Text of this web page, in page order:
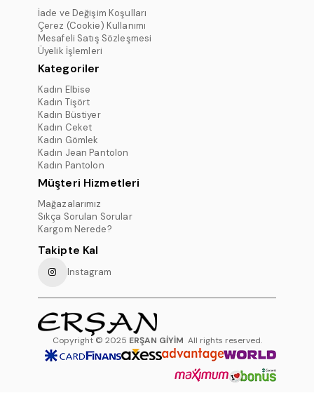
İade ve Değişim Koşulları
Çerez (Cookie) Kullanımı
Mesafeli Satış Sözleşmesi
Üyelik İşlemleri
Kategoriler
Kadın Elbise
Kadın Tişört
Kadın Büstiyer
Kadın Ceket
Kadın Gömlek
Kadın Jean Pantolon
Kadın Pantolon
Müşteri Hizmetleri
Mağazalarımız
Sıkça Sorulan Sorular
Kargom Nerede?
Takipte Kal
Instagram
Copyright © 2025 ERŞAN GİYİM All rights reserved.